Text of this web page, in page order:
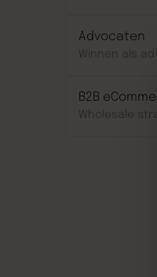
Advocaten
Winnen als
B2B
Wholesale